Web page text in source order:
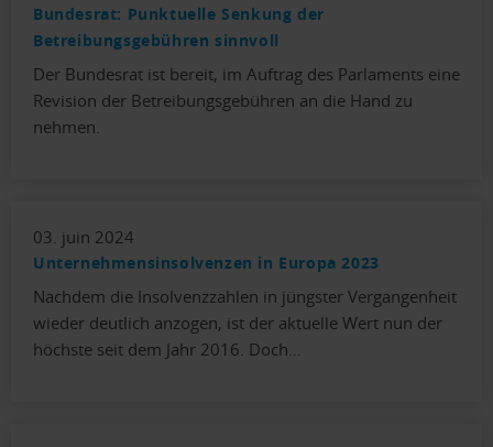
Bundesrat: Punktuelle Senkung der
Betreibungsgebühren sinnvoll
Der Bundesrat ist bereit, im Auftrag des Parlaments eine
Revision der Betreibungsgebühren an die Hand zu
nehmen.
03. juin 2024
Unternehmensinsolvenzen in Europa 2023
Nachdem die Insolvenzzahlen in jüngster Vergangenheit
wieder deutlich anzogen, ist der aktuelle Wert nun der
höchste seit dem Jahr 2016. Doch…